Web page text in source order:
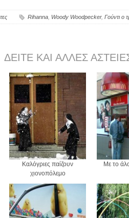
Rihanna Woody Woodpecker, Γούντι ο
ΔΕΊΤΕ ΚΑΙ ΆΛΛΕΣ
Καλόγριες παίζουν
χιονοπόλεμο
Με το